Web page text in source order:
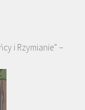
i Rzymianie” –